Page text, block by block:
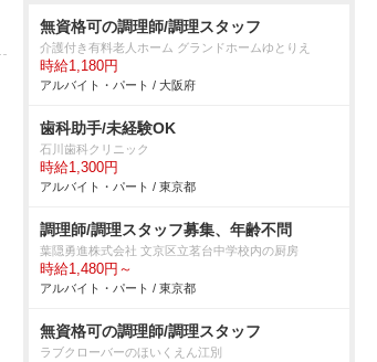
無資格可の調理師/調理スタッフ
介護付き有料老人ホーム グランドホームゆとりえ
時給1,180円
アルバイト・パート / 大阪府
歯科助手/未経験OK
石川歯科クリニック
時給1,300円
アルバイト・パート / 東京都
調理師/調理スタッフ募集、年齢不問
葉隠勇進株式会社 文京区立茗台中学校内の厨房
時給1,480円～
アルバイト・パート / 東京都
無資格可の調理師/調理スタッフ
ラブクローバーのほいくえん江別